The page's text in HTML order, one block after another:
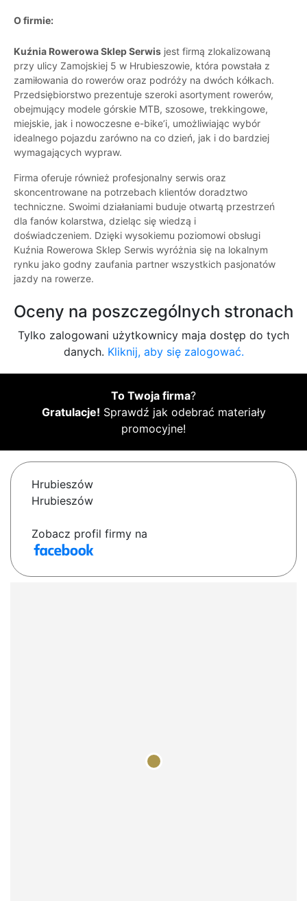
O firmie:
Kuźnia Rowerowa Sklep Serwis jest firmą zlokalizowaną
przy ulicy Zamojskiej 5 w Hrubieszowie, która powstała z
zamiłowania do rowerów oraz podróży na dwóch kółkach.
Przedsiębiorstwo prezentuje szeroki asortyment rowerów,
obejmujący modele górskie MTB, szosowe, trekkingowe,
miejskie, jak i nowoczesne e-bike’i, umożliwiając wybór
idealnego pojazdu zarówno na co dzień, jak i do bardziej
wymagających wypraw.
Firma oferuje również profesjonalny serwis oraz
skoncentrowane na potrzebach klientów doradztwo
techniczne. Swoimi działaniami buduje otwartą przestrzeń
dla fanów kolarstwa, dzieląc się wiedzą i
doświadczeniem. Dzięki wysokiemu poziomowi obsługi
Kuźnia Rowerowa Sklep Serwis wyróżnia się na lokalnym
rynku jako godny zaufania partner wszystkich pasjonatów
jazdy na rowerze.
Oceny na poszczególnych stronach
Tylko zalogowani użytkownicy maja dostęp do tych
danych. Kliknij, aby się zalogować.
To Twoja firma?
Gratulacje! Sprawdź jak odebrać materiały
promocyjne!
Hrubieszów
Hrubieszów
Zobacz profil firmy na